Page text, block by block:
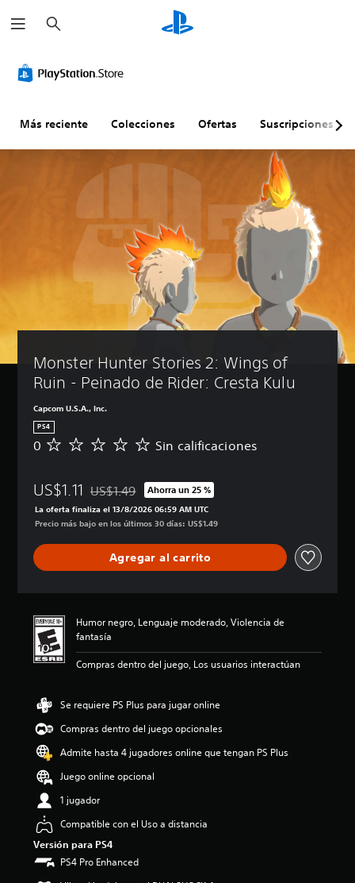
u
s
r
Más reciente Colecciones Ofertas Suscripciones
Monster Hunter Stories 2: Wings of
Ruin - Peinado de Rider: Cresta Kulu
Capcom U.S.A., Inc.
PS4
S
c
f
i
i
o
n
e
0 Sin calificaciones
US$1.11 Rebajado del precio original de US$1.49
US$1.49 Ahorra un 25 %
La oferta finaliza el 13/8/2026 06:59 AM UTC
Precio más bajo en los últimos 30 días: US$1.49
Agregar al carrito
Humor negro, Lenguaje moderado, Violencia de
fantasía
Compras dentro del juego, Los usuarios interactúan
Se requiere PS Plus para jugar online
Compras dentro del juego opcionales
Admite hasta 4 jugadores online que tengan PS Plus
Juego online opcional
1 jugador
Compatible con el Uso a distancia
Versión para PS4
PS4 Pro Enhanced